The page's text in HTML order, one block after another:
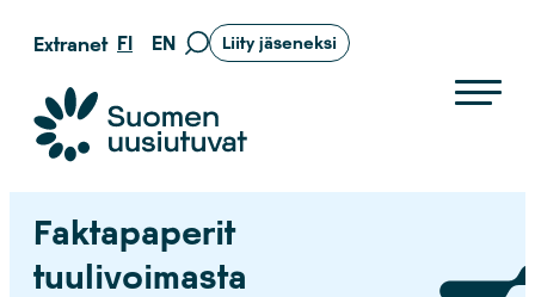
Siirry
sisältöön
Extranet FI EN
Siirry
Liity jäseneksi
Suomen uusiutuvat ry
Faktapaperit
tuulivoimasta